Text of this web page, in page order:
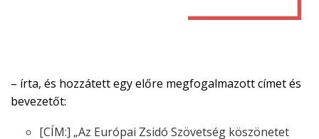
– írta, és hozzátett egy előre megfogalmazott címet és
bevezetőt:
[CÍM:] „Az Európai Zsidó Szövetség köszönetet